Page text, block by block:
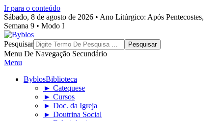
Ir para o conteúdo
Sábado, 8 de agosto de 2026 • Ano Litúrgico: Após Pentecostes,
Semana 9 • Modo I
Byblos
Pesquisar
Menu De Navegação Secundário
Menu
ByblosBiblioteca
► Catequese
► Cursos
► Doc. da Igreja
► Doutrina Social